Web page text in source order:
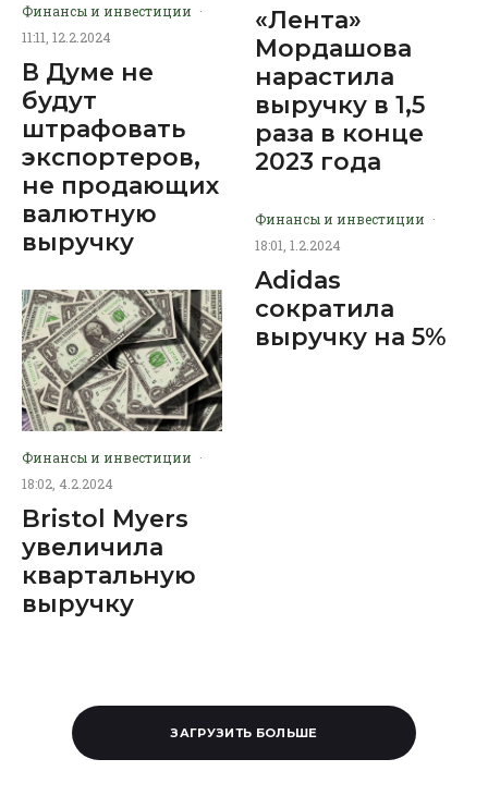
Финансы и инвестиции ·
11:11, 12.2.2024
В Думе не
будут
штрафовать
экспортеров,
не продающих
валютную
выручку
Финансы и инвестиции ·
18:02, 4.2.2024
Bristol Myers
увеличила
квартальную
выручку
«Лента»
Мордашова
нарастила
выручку в 1,5
раза в конце
2023 года
Финансы и инвестиции ·
18:01, 1.2.2024
Adidas
сократила
выручку на 5%
ЗАГРУЗИТЬ БОЛЬШЕ